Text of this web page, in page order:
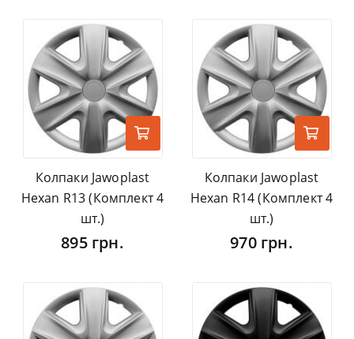
Колпаки Jawoplast
Hexan R13 (Комплект 4
шт.)
895 грн.
Колпаки Jawoplast
Hexan R14 (Комплект 4
шт.)
970 грн.